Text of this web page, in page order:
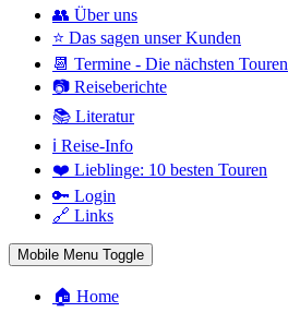
👥 Über uns
⭐ Das sagen unser Kunden
📆 Termine - Die nächsten Touren
📷 Reiseberichte
📚 Literatur
ℹ️ Reise-Info
❤️ Lieblinge: 10 besten Touren
🔑 Login
🔗 Links
Mobile Menu Toggle
🏠 Home